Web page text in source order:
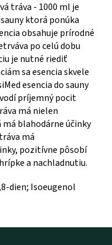
tráva - 1000 ml je
ktorá ponúka
obsahuje prírodné
po celú dobu
je nutné riediť
sa esencia skvele
esencia do sauny
príjemný pocit
má nielen
blahodárne účinky
má
pozitívne pôsobí
a nachladnutiu.
dien; Isoeugenol